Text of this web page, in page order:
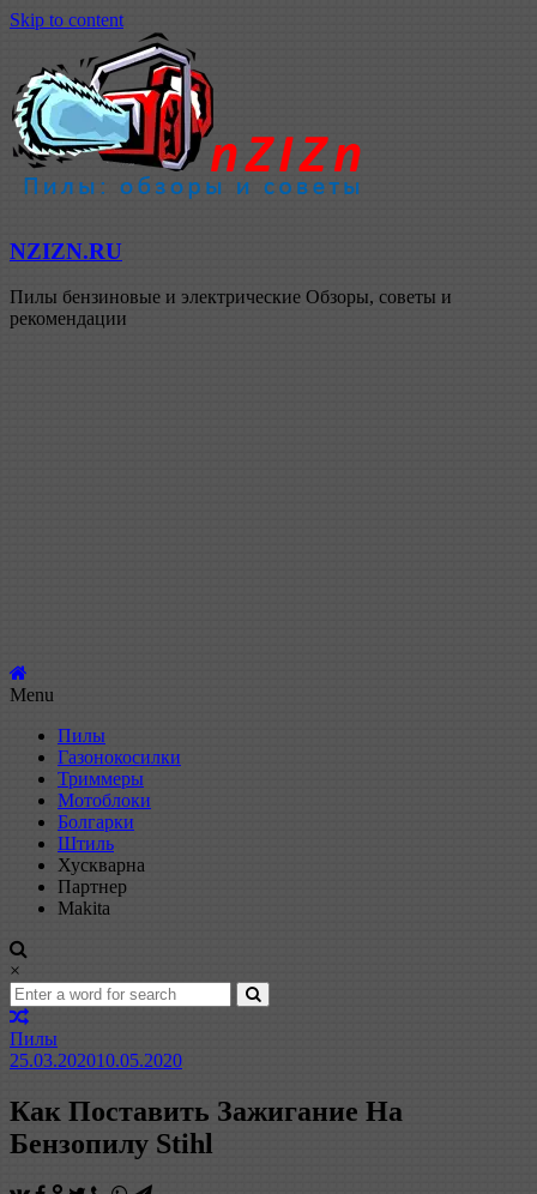
Skip to content
NZIZN.RU
Пилы бензиновые и электрические Обзоры, советы и
рекомендации
Menu
Пилы
Газонокосилки
Триммеры
Мотоблоки
Болгарки
Штиль
Хускварна
Партнер
Makita
×
Пилы
25.03.202010.05.2020
Как Поставить Зажигание На
Бензопилу Stihl